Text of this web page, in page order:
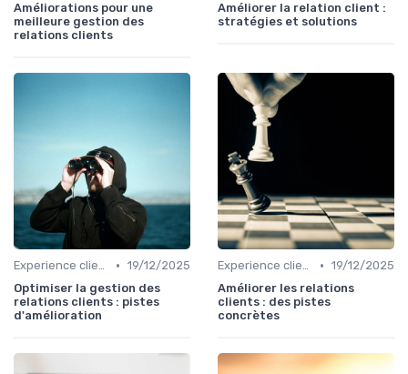
Améliorations pour une
meilleure gestion des
relations clients
Améliorer la relation client :
stratégies et solutions
Experience client • 19/12/2025
Optimiser la gestion des
relations clients : pistes
d'amélioration
Experience client • 19/12/2025
Améliorer les relations
clients : des pistes
concrètes